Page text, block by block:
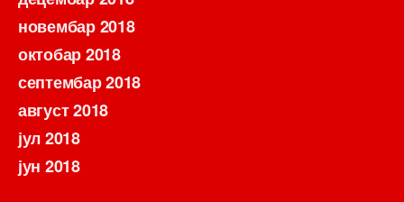
новембар 2018
октобар 2018
септембар 2018
август 2018
јул 2018
јун 2018